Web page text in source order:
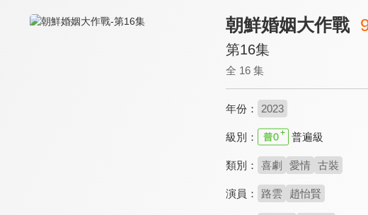
朝鮮婚姻大作戰
第16集
全 16 集
年份： 2023
級別： 普遍級
類別： 喜劇 愛情 古裝
演員： 路雲 趙怡賢